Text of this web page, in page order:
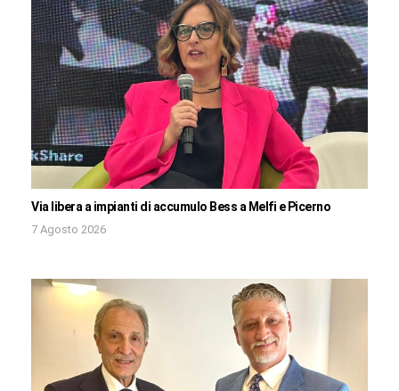
Via libera a impianti di accumulo Bess a Melfi e Picerno
7 Agosto 2026